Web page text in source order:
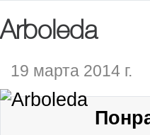
Arboleda
19 марта 2014 г.